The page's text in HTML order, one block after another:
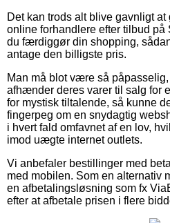
Det kan trods alt blive gavnligt
online forhandlere efter tilbud på
du færdiggør din shopping,
antage den billigste pris.
Man må blot være så
afhænder deres varer til salg for
for mystisk tiltalende, så kunne
fingerpeg om en snydagtig
i hvert fald omfavnet af en lov,
imod uægte internet outlets.
Vi anbefaler bestillinger med
med mobilen. Som en alternativ
en afbetalingsløsning som fx
efter at afbetale prisen i flere